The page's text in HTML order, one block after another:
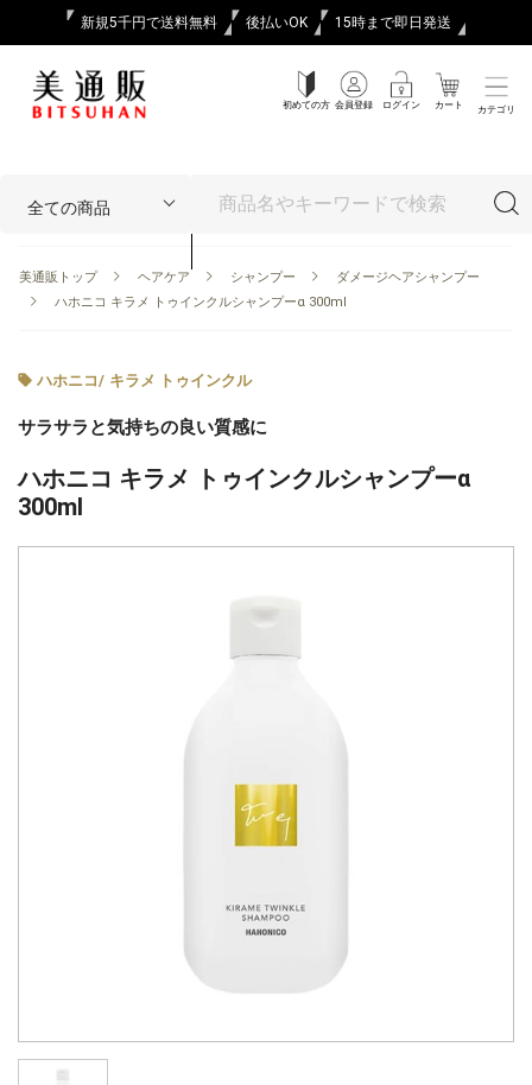
新規5千円で送料無料 後払いOK 15時まで即日発送
初めての方 会員登録 ログイン カート カテゴリ
美通販トップ ヘアケア シャンプー
ダメージヘアシャンプー
ハホニコ キラメ トゥインクルシャンプーα 300ml
ハホニコ/ キラメ トゥインクル
サラサラと気持ちの良い質感に
ハホニコ キラメ トゥインクルシャンプーα
300ml